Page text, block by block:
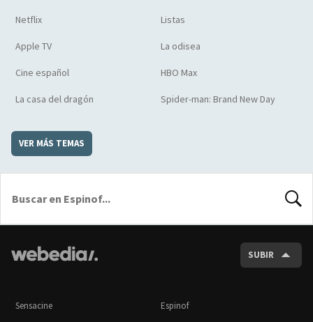
Netflix Listas
Apple TV La odisea
Cine español HBO Max
La casa del dragón Spider-man: Brand New Day
VER MÁS TEMAS
SUBIR
Sensacine Espinof